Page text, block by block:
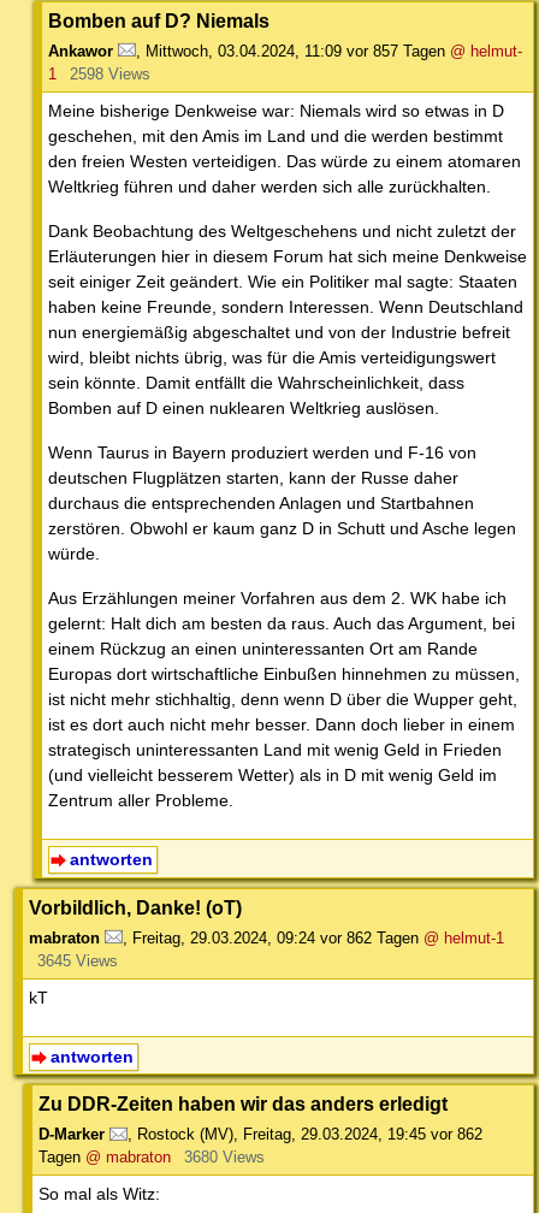
Bomben auf D? Niemals
Ankawor Mittwoch, 03.04.2024, 11:09 vor 857 Tagen @ helmut-
1
2598 Views
Meine bisherige Denkweise war: Niemals wird so etwas in D
geschehen, mit den Amis im Land und die werden bestimmt
den freien Westen verteidigen. Das würde zu einem atomaren
Weltkrieg führen und daher werden sich alle zurückhalten.
Dank Beobachtung des Weltgeschehens und nicht zuletzt der
Erläuterungen hier in diesem Forum hat sich meine Denkweise
seit einiger Zeit geändert. Wie ein Politiker mal sagte: Staaten
haben keine Freunde, sondern Interessen. Wenn Deutschland
nun energiemäßig abgeschaltet und von der Industrie befreit
wird, bleibt nichts übrig, was für die Amis verteidigungswert
sein könnte. Damit entfällt die Wahrscheinlichkeit, dass
Bomben auf D einen nuklearen Weltkrieg auslösen.
Wenn Taurus in Bayern produziert werden und F-16 von
deutschen Flugplätzen starten, kann der Russe daher
durchaus die entsprechenden Anlagen und Startbahnen
zerstören. Obwohl er kaum ganz D in Schutt und Asche legen
würde.
Aus Erzählungen meiner Vorfahren aus dem 2. WK habe ich
gelernt: Halt dich am besten da raus. Auch das Argument, bei
einem Rückzug an einen uninteressanten Ort am Rande
Europas dort wirtschaftliche Einbußen hinnehmen zu müssen,
ist nicht mehr stichhaltig, denn wenn D über die Wupper geht,
ist es dort auch nicht mehr besser. Dann doch lieber in einem
strategisch uninteressanten Land mit wenig Geld in Frieden
(und vielleicht besserem Wetter) als in D mit wenig Geld im
Zentrum aller Probleme.
antworten
Vorbildlich, Danke! (oT)
mabraton Freitag, 29.03.2024, 09:24 vor 862 Tagen @ helmut-1
3645 Views
kT
antworten
Zu DDR-Zeiten haben wir das anders erledigt
D-Marker , Rostock (MV), Freitag, 29.03.2024, 19:45 vor 862
Tagen @ mabraton 3680 Views
So mal als Witz: